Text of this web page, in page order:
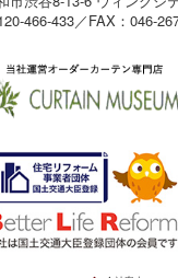
466-433／FAX：046-